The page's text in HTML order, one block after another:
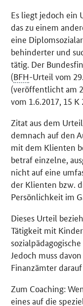
Es liegt jedoch ein
das zu einem
eine
behinderter und
tätig. Der
(BFH-Urteil vom
(veröffentlicht am
vom 1.6.2017, 15 K
Zitat aus dem
demnach auf den
mit dem Klienten
betraf einzelne,
nicht auf eine
der Klienten bzw.
Persönlichkeit im
Dieses Urteil
Tätigkeit mit
Jedoch muss
Finanzämter
Zum Coaching:
eines auf die